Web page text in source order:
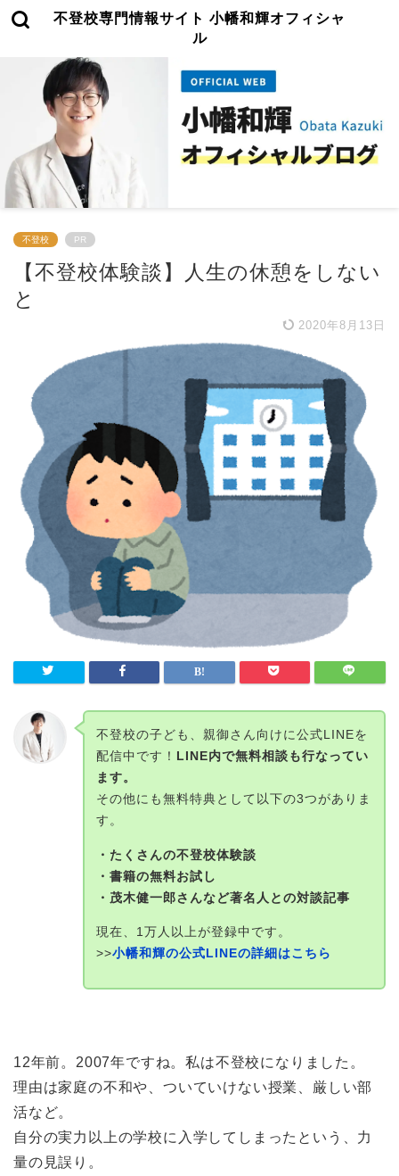
不登校専門情報サイト 小幡和輝オフィシャ
ル
不登校 PR
【不登校体験談】人生の休憩をしない
と
2020年8月13日
不登校の子ども、親御さん向けに公式LINEを
配信中です！ LINE内で無料相談も行なってい
ます。
その他にも無料特典として以下の3つがありま
す。
・たくさんの不登校体験談
・書籍の無料お試し
・茂木健一郎さんなど著名人との対談記事
現在、1万人以上が登録中です。
>>小幡和輝の公式LINEの詳細はこちら
12年前。2007年ですね。私は不登校になりました。
理由は家庭の不和や、ついていけない授業、厳しい部
活など。
自分の実力以上の学校に入学してしまったという、力
量の見誤り。